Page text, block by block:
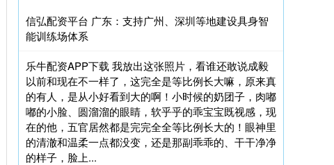
信弘配资平台 广东：支持广州、深圳等地建设具身智
能训练场体系
乐牛配资APP下载 我放出这张照片，看谁还敢说成毅
以前和现在不一样了，这完全是等比例长大嘛，原来真
的有人，是从小好看到大的啊！小时候的奶团子，肉嘟
嘟的小脸、圆溜溜的眼睛，软乎乎的乖宝宝既视感，现
在的他，五官居然都是完完全全等比例长大的！眼神里
的清澈和温柔一点都没变，还是那副乖乖的、干干净净
的样子，脸上...